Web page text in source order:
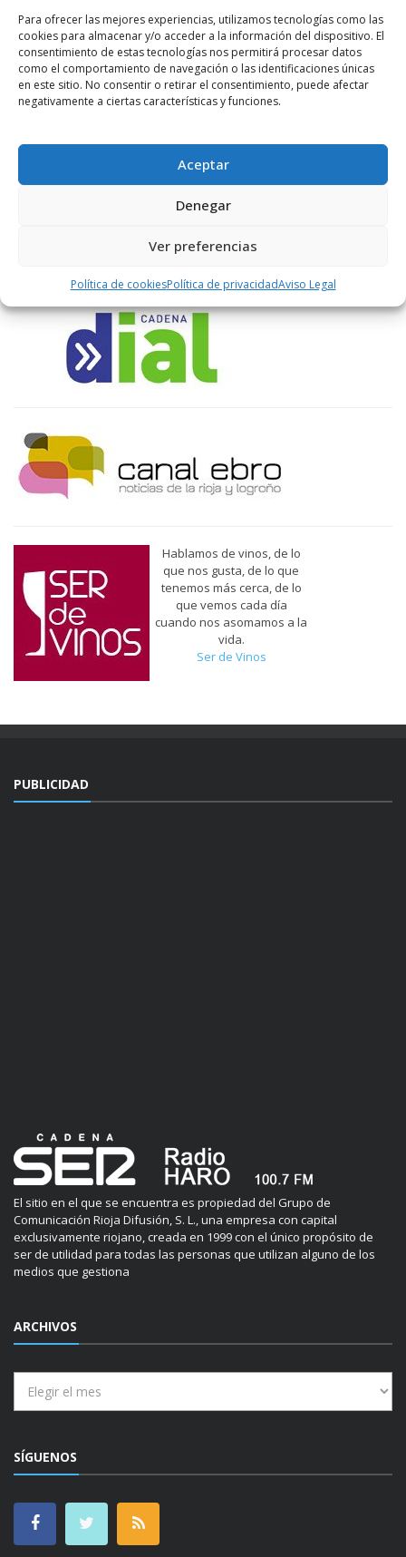
Para ofrecer las mejores experiencias, utilizamos tecnologías como las
cookies para almacenar y/o acceder a la información del dispositivo. El
consentimiento de estas tecnologías nos permitirá procesar datos
como el comportamiento de navegación o las identificaciones únicas
en este sitio. No consentir o retirar el consentimiento, puede afectar
negativamente a ciertas características y funciones.
Aceptar
Denegar
Ver preferencias
Política de cookiesPolítica de privacidadAviso Legal
LIKES
ENLACES RECOMENDADOS
Hablamos de vinos, de lo
que nos gusta, de lo que
tenemos más cerca, de lo
que vemos cada día
cuando nos asomamos a la
vida.
Ser de Vinos
PUBLICIDAD
El sitio en el que se encuentra es propiedad del Grupo de
Comunicación Rioja Difusión, S. L., una empresa con capital
exclusivamente riojano, creada en 1999 con el único propósito de
ser de utilidad para todas las personas que utilizan alguno de los
medios que gestiona
ARCHIVOS
SÍGUENOS